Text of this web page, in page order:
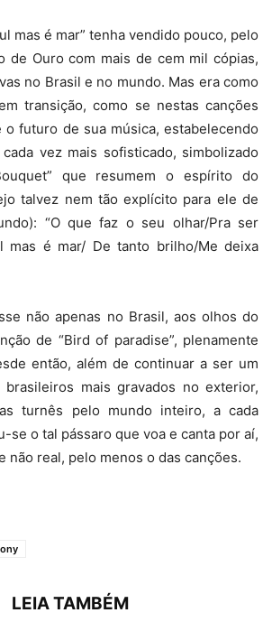
mas é mar” tenha vendido pouco, pelo
de Ouro com mais de cem mil cópias,
no Brasil e no mundo. Mas era como
transição, como se nestas canções
o futuro de sua música, estabelecendo
vez mais sofisticado, simbolizado
que resumem o espírito do
talvez nem tão explícito para ele de
“O que faz o seu olhar/Pra ser
mas é mar/ De tanto brilho/Me deixa
não apenas no Brasil, aos olhos do
de “Bird of paradise”, plenamente
então, além de continuar a ser um
mais gravados no exterior,
turnês pelo mundo inteiro, a cada
se o tal pássaro que voa e canta por aí,
não real, pelo menos o das canções.
LEIA TAMBÉM